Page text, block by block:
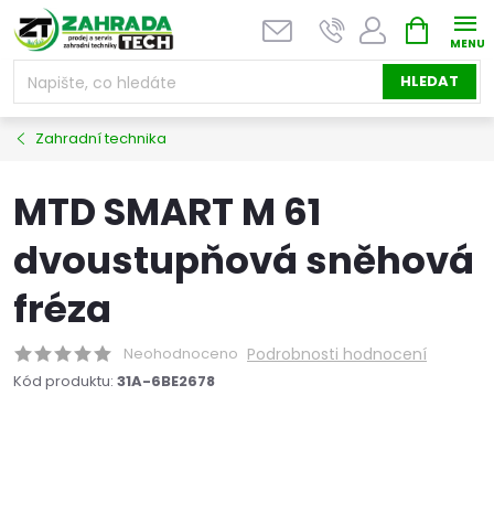
Přejít
na
obsah
HLEDAT
NÁKUPNÍ
KOŠÍK
Zahradní technika
MTD SMART M 61
dvoustupňová sněhová
fréza
Neohodnoceno Podrobnosti hodnocení
Kód produktu: 31A-6BE2678